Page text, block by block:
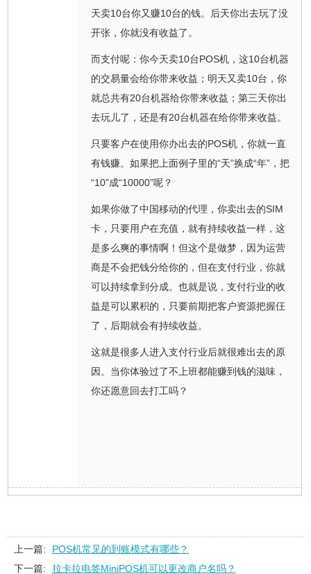
天卖10台你又赚10台的钱。后天你出去玩了没
开张，你就没有收益了。
而支付呢：你今天卖10台POS机，这10台机器
的交易量会给你带来收益；明天又卖10台，你
就总共有20台机器给你带来收益；第三天你出
去玩儿了，还是有20台机器在给你带来收益。
只要客户在使用你办出去的POS机，你就一直
有钱赚。如果把上面例子里的“天”换成“年”，把
“10”成“10000”呢？
如果你做了中国移动的代理，你卖出去的SIM
卡，只要用户在充值，就有持续收益一样，这
是多么爽的事情啊！但这个是做梦，因为运营
商是不会把钱分给你的，但在支付行业，你就
可以持续拿到分成。也就是说，支付行业的收
益是可以累积的，只要前期把客户资源把握仼
了，后期就会有持续收益。
这就是很多人进入支付行业后就很难出去的原
因。当你体验过了不上班都能赚到钱的滋味，
你还愿意回去打工吗？
上一篇:
POS机常见的到账模式有哪些？
下一篇:
拉卡拉电签MiniPOS机可以更改商户名吗？